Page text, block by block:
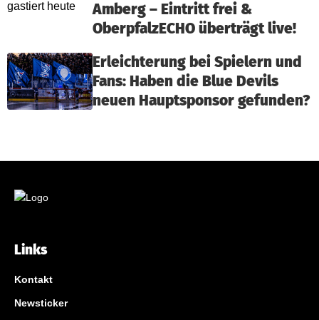
Amberg – Eintritt frei &
OberpfalzECHO überträgt live!
Erleichterung bei Spielern und
Fans: Haben die Blue Devils
neuen Hauptsponsor gefunden?
Links
Kontakt
Newsticker